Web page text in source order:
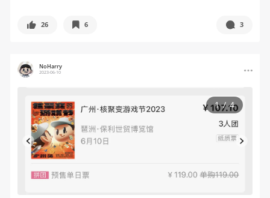
26 6 3
NoHarry
2023-06-10
1/ 4